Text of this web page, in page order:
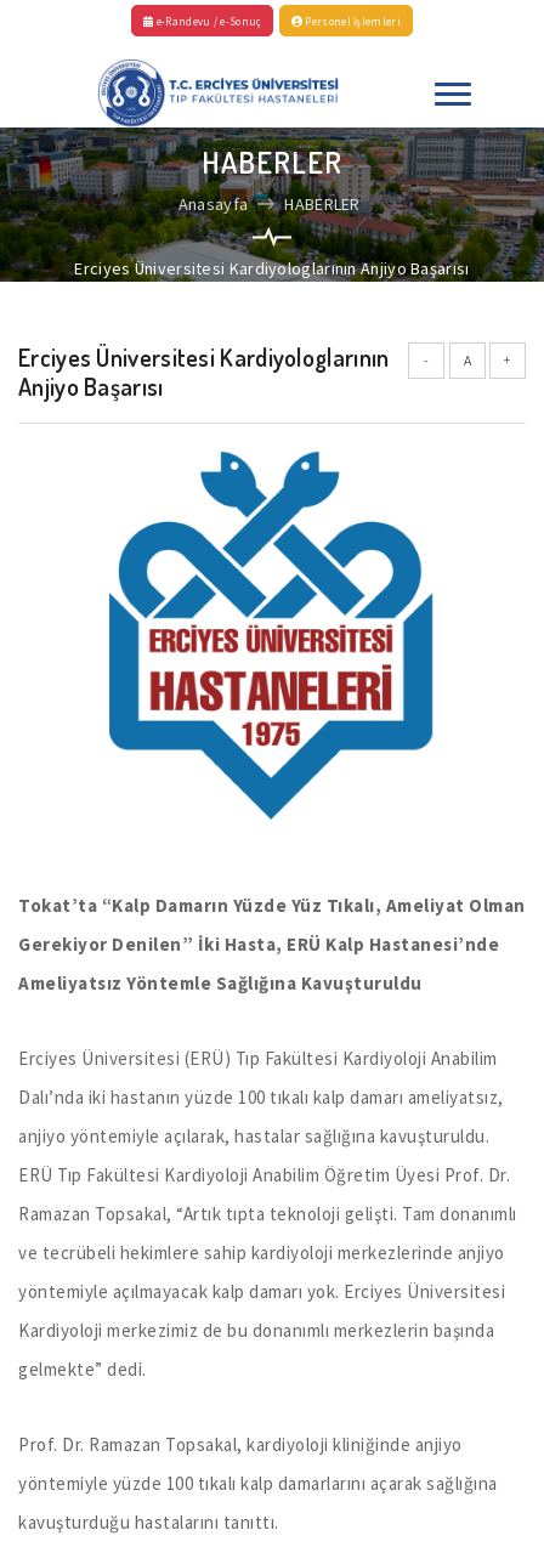
e-Randevu / e-Sonuç Personel İşlemleri
HABERLER
Anasayfa HABERLER
Erciyes Üniversitesi Kardiyologlarının Anjiyo Başarısı
- A +
Erciyes Üniversitesi Kardiyologlarının
Anjiyo Başarısı
Tokat’ta “Kalp Damarın Yüzde Yüz Tıkalı, Ameliyat Olman
Gerekiyor Denilen” İki Hasta, ERÜ Kalp Hastanesi’nde
Ameliyatsız Yöntemle Sağlığına Kavuşturuldu
Erciyes Üniversitesi (ERÜ) Tıp Fakültesi Kardiyoloji Anabilim
Dalı’nda iki hastanın yüzde 100 tıkalı kalp damarı ameliyatsız,
anjiyo yöntemiyle açılarak, hastalar sağlığına kavuşturuldu.
ERÜ Tıp Fakültesi Kardiyoloji Anabilim Öğretim Üyesi Prof. Dr.
Ramazan Topsakal, “Artık tıpta teknoloji gelişti. Tam donanımlı
ve tecrübeli hekimlere sahip kardiyoloji merkezlerinde anjiyo
yöntemiyle açılmayacak kalp damarı yok. Erciyes Üniversitesi
Kardiyoloji merkezimiz de bu donanımlı merkezlerin başında
gelmekte” dedi.
Prof. Dr. Ramazan Topsakal, kardiyoloji kliniğinde anjiyo
yöntemiyle yüzde 100 tıkalı kalp damarlarını açarak sağlığına
kavuşturduğu hastalarını tanıttı.